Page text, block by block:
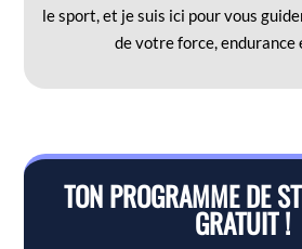
le sport, et je suis ici pour vous
de votre force, endurance
TON PROGRAMME DE
GRATUIT !